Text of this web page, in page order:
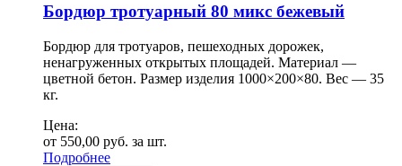
Бордюр тротуарный 80 микс бежевый
Бордюр для тротуаров, пешеходных дорожек,
ненагруженных открытых площадей. Материал —
цветной бетон. Размер изделия 1000×200×80. Вес — 35
кг.
Цена:
от 550,00 руб. за шт.
Подробнее